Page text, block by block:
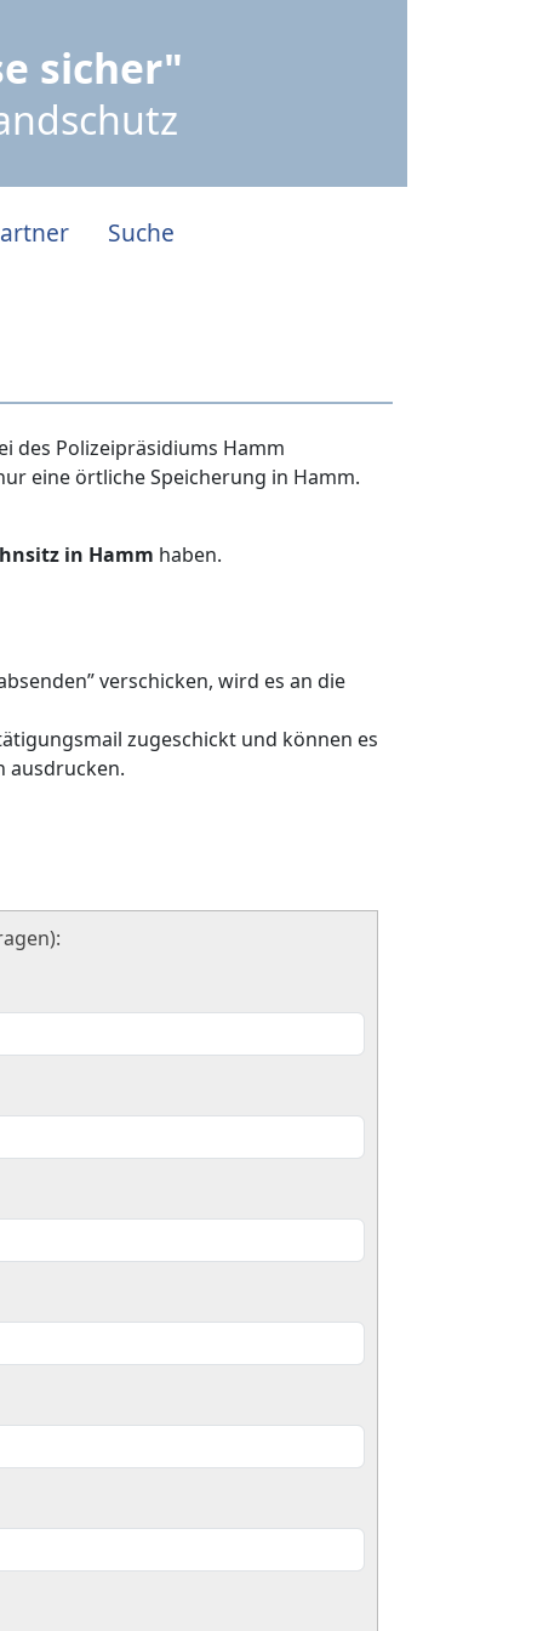
sicher"
Suche
des Polizeipräsidiums Hamm
eine örtliche Speicherung in Hamm.
in Hamm haben.
verschicken, wird es an die
zugeschickt und können es
ausdrucken.